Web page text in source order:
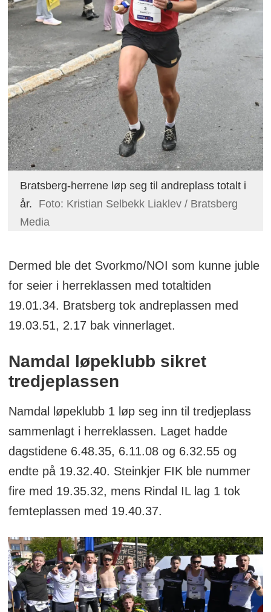
Bratsberg-herrene løp seg til andreplass totalt i
år.
Foto: Kristian Selbekk Liaklev / Bratsberg
Media
Dermed ble det Svorkmo/NOI som kunne juble
for seier i herreklassen med totaltiden
19.01.34. Bratsberg tok andreplassen med
19.03.51, 2.17 bak vinnerlaget.
Namdal løpeklubb sikret
tredjeplassen
Namdal løpeklubb 1 løp seg inn til tredjeplass
sammenlagt i herreklassen. Laget hadde
dagstidene 6.48.35, 6.11.08 og 6.32.55 og
endte på 19.32.40. Steinkjer FIK ble nummer
fire med 19.35.32, mens Rindal IL lag 1 tok
femteplassen med 19.40.37.